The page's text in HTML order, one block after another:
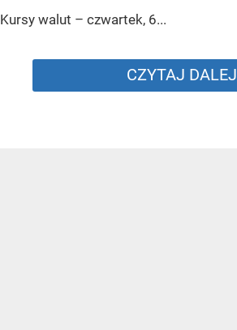
Kursy walut – czwartek, 6...
CZYTAJ DALEJ